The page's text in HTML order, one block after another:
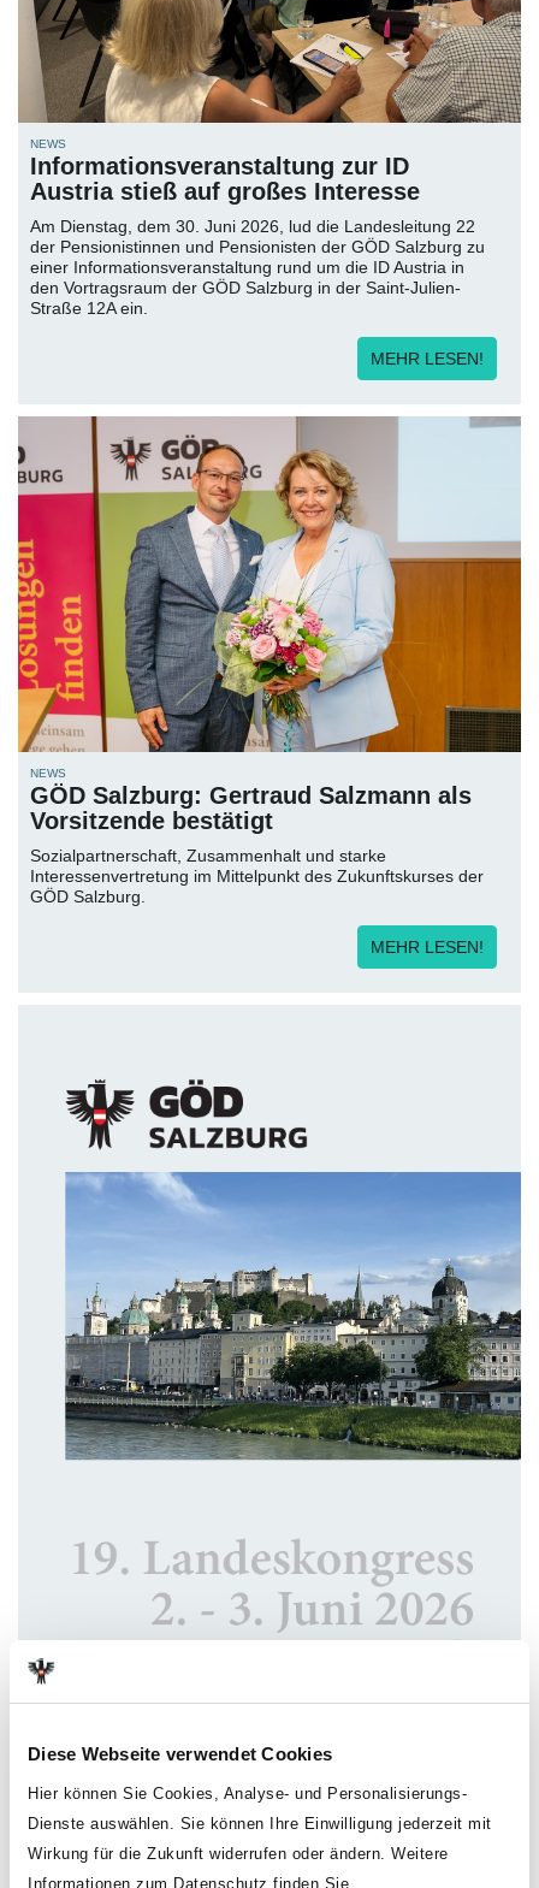
Diese Webseite verwendet Cookies
Hier können Sie Cookies, Analyse- und Personalisierungs-
Dienste auswählen. Sie können Ihre Einwilligung jederzeit mit
Wirkung für die Zukunft widerrufen oder ändern. Weitere
Informationen zum Datenschutz finden Sie
NEWS
Informationsveranstaltung zur ID
Austria stieß auf großes Interesse
Am Dienstag, dem 30. Juni 2026, lud die Landesleitung 22
der Pensionistinnen und Pensionisten der GÖD Salzburg zu
einer Informationsveranstaltung rund um die ID Austria in
den Vortragsraum der GÖD Salzburg in der Saint-Julien-
Straße 12A ein.
MEHR LESEN!
NEWS
GÖD Salzburg: Gertraud Salzmann als
Vorsitzende bestätigt
Sozialpartnerschaft, Zusammenhalt und starke
Interessenvertretung im Mittelpunkt des Zukunftskurses der
GÖD Salzburg.
MEHR LESEN!
Festschrift Landeskongress 2026
Das Programmheft zum Landeskongress der GÖD Salzburg
ist ab sofort online verfügbar.
Sie bietet einen Rückblick auf die vergangenen Jahre,
aktuelle Themen sowie Einblicke in die Arbeit und das